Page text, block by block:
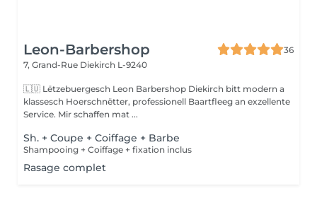
Leon-Barbershop
36
7, Grand-Rue Diekirch L-9240
🇱🇺 Lëtzebuergesch Leon Barbershop Diekirch bitt modern a
klassesch Hoerschnëtter, professionell Baartfleeg an exzellente
Service. Mir schaffen mat ...
Sh. + Coupe + Coiffage + Barbe
Shampooing + Coiffage + fixation inclus
Rasage complet